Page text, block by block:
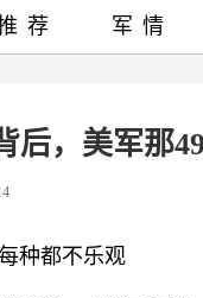
后，美军那
种都不乐观
荐 军情